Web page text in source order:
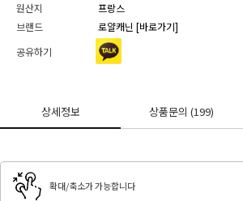
원산지
프랑스
브랜드
로얄캐닌 [바로가기]
공유하기
상세정보 상품문의 (199)
확대/축소가 가능합니다